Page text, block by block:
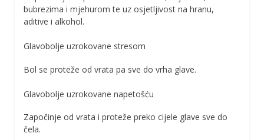
bubrezima i mjehurom te uz osjetljivost na hranu,
aditive i alkohol.
Glavobolje uzrokovane stresom
Bol se proteže od vrata pa sve do vrha glave.
Glavobolje uzrokovane napetošću
Započinje od vrata i proteže preko cijele glave sve do
čela.